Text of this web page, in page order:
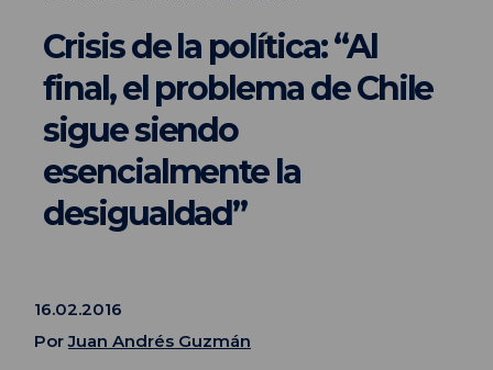
Crisis de la política: “Al
final, el problema de Chile
sigue siendo
esencialmente la
desigualdad”
16.02.2016
PorJuan Andrés Guzmán